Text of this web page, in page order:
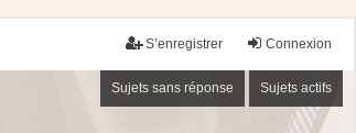
Connexion
S’enregistrer
Sujets sans réponse Sujets actifs